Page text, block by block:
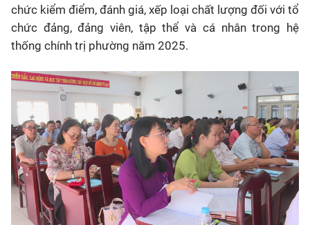
chức kiểm điểm, đánh giá, xếp loại chất lượng đối với tổ
chức đảng, đảng viên, tập thể và cá nhân trong hệ
thống chính trị phường năm 2025.